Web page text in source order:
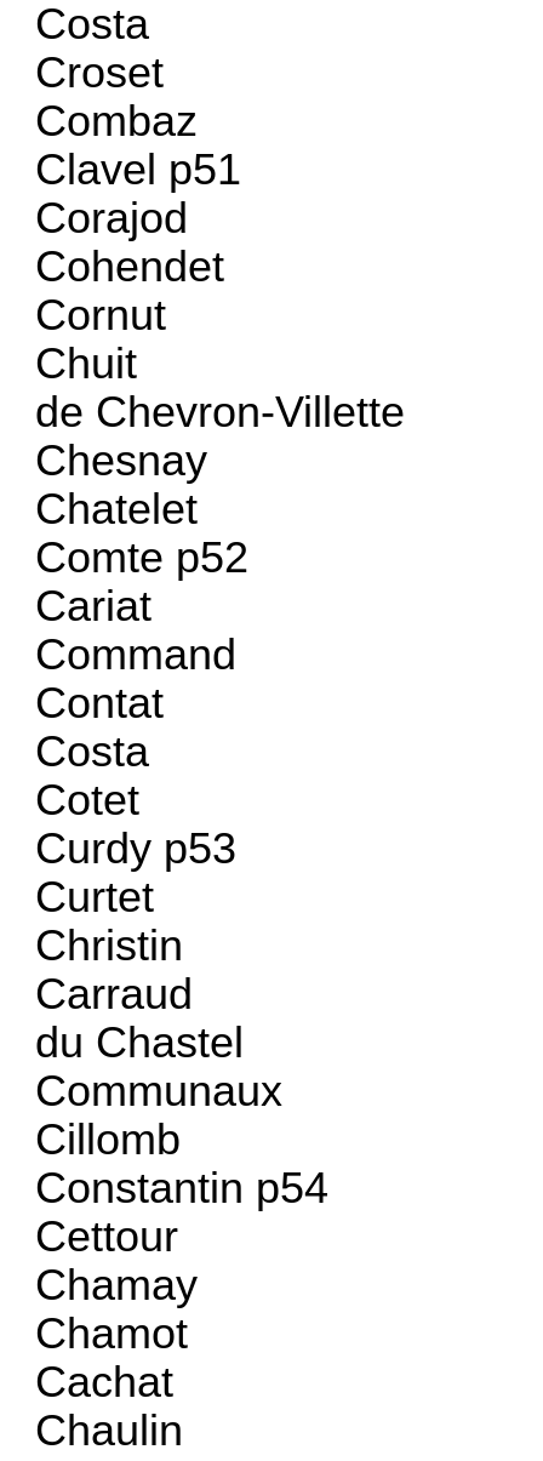
Costa
Croset
Combaz
Clavel p51
Corajod
Cohendet
Cornut
Chuit
de Chevron-Villette
Chesnay
Chatelet
Comte p52
Cariat
Command
Contat
Costa
Cotet
Curdy p53
Curtet
Christin
Carraud
du Chastel
Communaux
Cillomb
Constantin p54
Cettour
Chamay
Chamot
Cachat
Chaulin